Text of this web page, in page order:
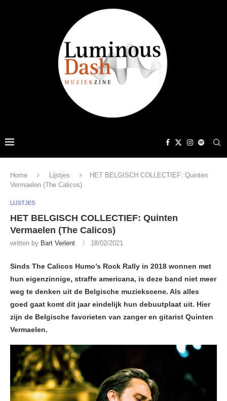
Home Lijstjes
HET BELGISCH COLLECTIEF: Quinten
Vermaelen (The Calicos)
LIJSTJES
HET BELGISCH COLLECTIEF: Quinten
Vermaelen (The Calicos)
written by Bart Verlent 18/02/2021
Sinds The Calicos Humo’s Rock Rally in 2018 wonnen met
hun eigenzinnige, straffe americana, is deze band niet meer
weg te denken uit de Belgische muziekscene. Als alles
goed gaat komt dit jaar eindelijk hun debuutplaat uit. Hier
zijn de Belgische favorieten van zanger en gitarist Quinten
Vermaelen.